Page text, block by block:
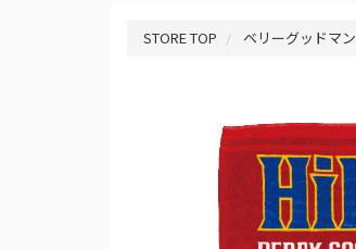
STORE TOP ベリーグッドマン